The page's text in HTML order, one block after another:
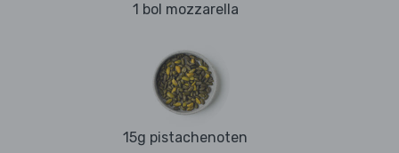
1 bol mozzarella
15g pistachenoten